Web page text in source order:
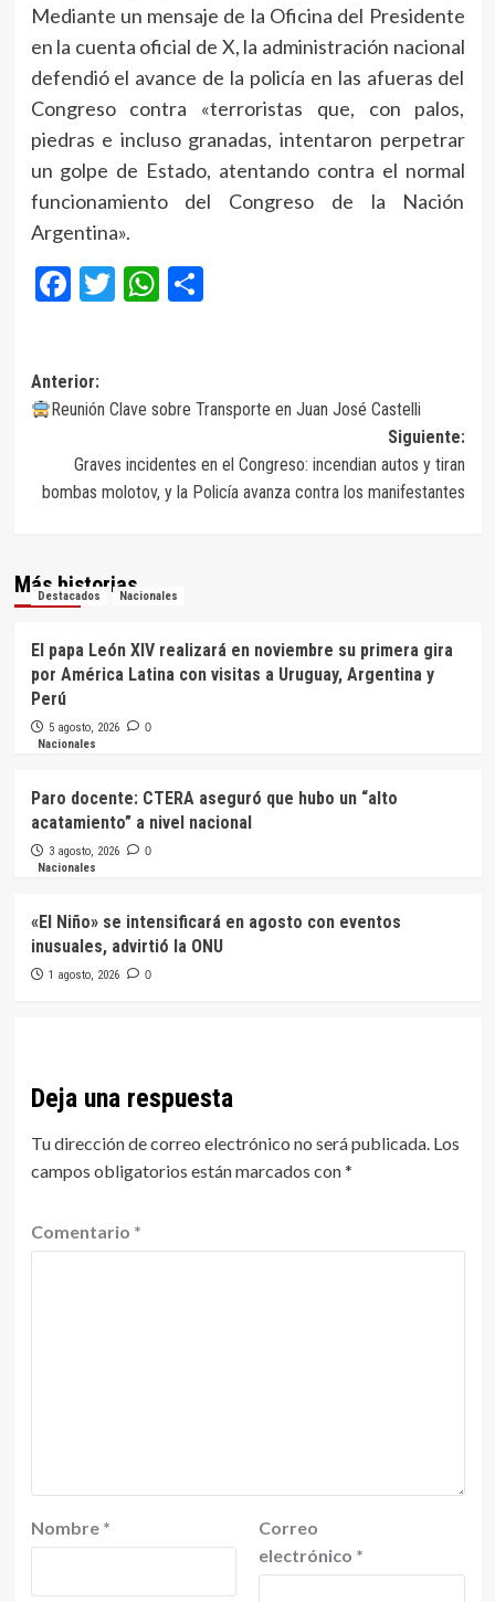
Mediante un mensaje de la Oficina del Presidente
en la cuenta oficial de X, la administración nacional
defendió el avance de la policía en las afueras del
Congreso contra «terroristas que, con palos,
piedras e incluso granadas, intentaron perpetrar
un golpe de Estado, atentando contra el normal
funcionamiento del Congreso de la Nación
Argentina».
Facebook
Twitter
WhatsApp
Compartir
Navegación
de
entradas
Anterior:
Reunión Clave sobre Transporte en Juan José Castelli
Siguiente:
Graves incidentes en el Congreso: incendian autos y tiran
bombas molotov, y la Policía avanza contra los manifestantes
Más historias
Destacados Nacionales
El papa León XIV realizará en noviembre su primera gira
por América Latina con visitas a Uruguay, Argentina y
Perú
5 agosto, 2026 0
Nacionales
Paro docente: CTERA aseguró que hubo un “alto
acatamiento” a nivel nacional
3 agosto, 2026 0
Nacionales
«El Niño» se intensificará en agosto con eventos
inusuales, advirtió la ONU
1 agosto, 2026 0
Deja una respuesta
Tu dirección de correo electrónico no será publicada. Los
campos obligatorios están marcados con*
Comentario *
Nombre *
Correo
electrónico *